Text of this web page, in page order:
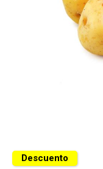
al
comienzo
Descuento